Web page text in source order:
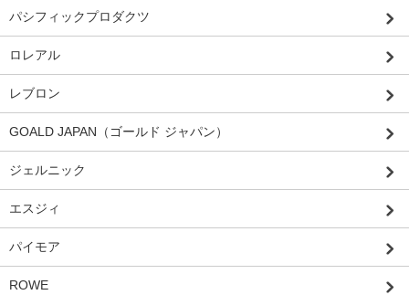
パシフィックプロダクツ
ロレアル
レブロン
GOALD JAPAN（ゴールド ジャパン）
ジェルニック
エスジィ
パイモア
ROWE